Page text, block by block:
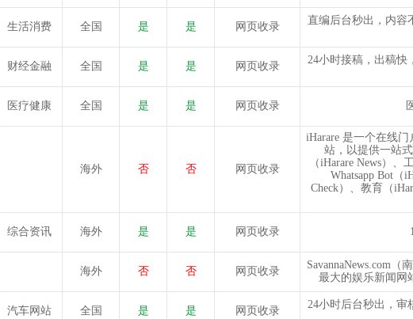
生活消费 全国 是 是 网页收录
直编后台秒出，内容
财经金融 全国 是 是 网页收录
24小时接稿，出稿快
医疗健康 全国 是 是 网页收录
海外 否 否 网页收录
iHarare 是一个在线
站，以提供一站
（iHarare News）、
Whatsapp Bot（
Check）、教育（
综合资讯 海外 是 是 网页收录
海外 否 否 网页收录
SavannaNews.com
最大的娱乐新闻网
汽车网站 全国 是 是 网页收录
24小时后台秒出，审